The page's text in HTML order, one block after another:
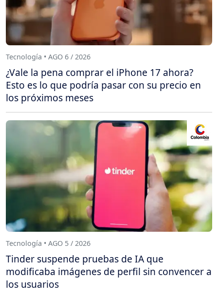
Tecnología • AGO 6 / 2026
¿Vale la pena comprar el iPhone 17 ahora?
Esto es lo que podría pasar con su precio en
los próximos meses
Tecnología • AGO 5 / 2026
Tinder suspende pruebas de IA que
modificaba imágenes de perfil sin convencer a
los usuarios